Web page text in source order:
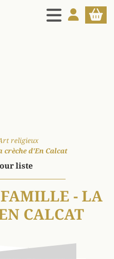
MENU
MON PANIER
religieux
crèche d'En Calcat
liste
- LA
CALCAT